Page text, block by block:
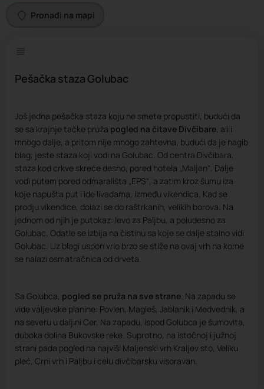
Pronađi na mapi
Pešačka staza Golubac
Još jedna pešačka staza koju ne smete propustiti, budući da
se sa krajnje tačke pruža pogled na čitave Divčibare, ali i
mnogo dalje, a pritom nije mnogo zahtevna, budući da je nagib
blag, jeste staza koji vodi na Golubac. Od centra Divčibara,
staza kod crkve skreće desno, pored hotela „Maljen“. Dalje
vodi putem pored odmarališta „EPS“, a zatim kroz šumu iza
koje napušta put i ide livadama, između vikendica. Kad se
prodju vikendice, dolazi se do raštrkanih, velikih borova. Na
jednom od njih je putokaz: levo za Paljbu, a poludesno za
Golubac. Odatle se izbija na čistinu sa koje se dalje stalno vidi
Golubac. Uz blagi uspon vrlo brzo se stiže na ovaj vrh na kome
se nalazi osmatračnica od drveta.
Sa Golubca, pogled se pruža na sve strane. Na zapadu se
vide valjevske planine: Povlen, Magleš, Jablanik i Medvednik, a
na severu u daljini Cer. Na zapadu, ispod Golubca je šumovita,
duboka dolina Bukovske reke. Suprotno, na istočnoj i južnoj
strani pada pogled na najviši Maljenski vrh Kraljev sto, Veliku
pleć, Crni vrh i Paljbu i celu divčibarsku visoravan.